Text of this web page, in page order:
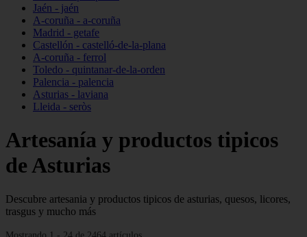
Jaén - jaén
A-coruña - a-coruña
Madrid - getafe
Castellón - castelló-de-la-plana
A-coruña - ferrol
Toledo - quintanar-de-la-orden
Palencia - palencia
Asturias - laviana
Lleida - seròs
Artesanía y productos tipicos
de Asturias
Descubre artesania y productos tipicos de asturias, quesos, licores,
trasgus y mucho más